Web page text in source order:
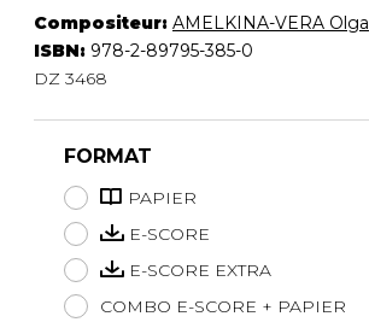
Compositeur: AMELKINA-VERA Olga
ISBN: 978-2-89795-385-0
DZ 3468
FORMAT
PAPIER
E-SCORE
E-SCORE EXTRA
COMBO E-SCORE + PAPIER